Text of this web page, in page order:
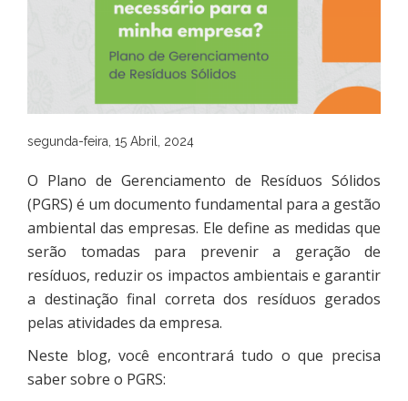
segunda-feira, 15 Abril, 2024
O Plano de Gerenciamento de Resíduos Sólidos
(PGRS) é um documento fundamental para a gestão
ambiental das empresas. Ele define as medidas que
serão tomadas para prevenir a geração de
resíduos, reduzir os impactos ambientais e garantir
a destinação final correta dos resíduos gerados
pelas atividades da empresa.
Neste blog, você encontrará tudo o que precisa
saber sobre o PGRS: